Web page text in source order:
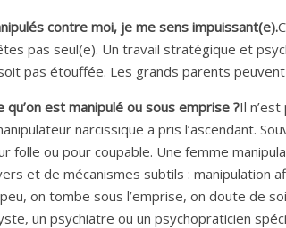
contre moi, je me sens impuissant(e).
pas seul(e). Un travail stratégique et
pas étouffée. Les grands parents
est manipulé ou sous emprise ?Il
narcissique a pris l’ascendant.
folle ou pour coupable. Une femme
et de mécanismes subtils : manipulation
on tombe sous l’emprise, on doute de
un psychiatre ou un psychopraticien